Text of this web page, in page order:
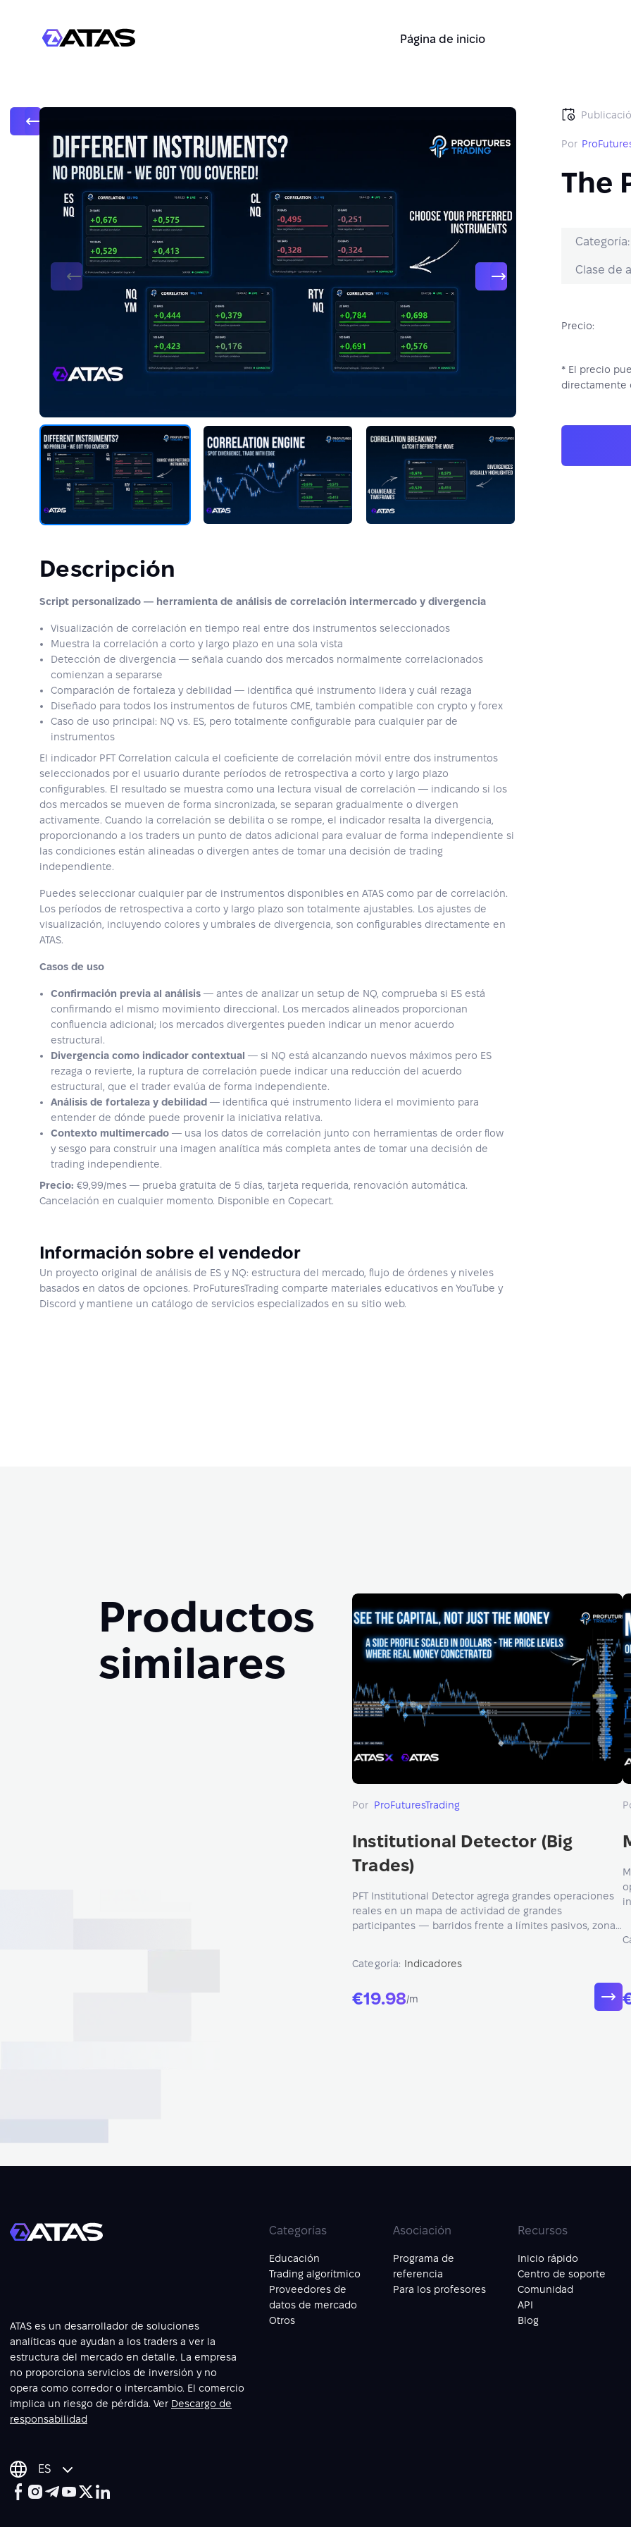
Página de inicio
Por
The
Categoría:
Clase de
Precio:
* El precio
directamente
Descripción
Script personalizado — herramienta de análisis de correlación intermercado y divergencia
Visualización de correlación en tiempo real entre dos instrumentos seleccionados
Muestra la correlación a corto y largo plazo en una sola vista
Detección de divergencia — señala cuando dos mercados normalmente correlacionados
comienzan a separarse
Comparación de fortaleza y debilidad — identifica qué instrumento lidera y cuál rezaga
Diseñado para todos los instrumentos de futuros CME, también compatible con crypto y forex
Caso de uso principal: NQ vs. ES, pero totalmente configurable para cualquier par de
instrumentos
El indicador PFT Correlation calcula el coeficiente de correlación móvil entre dos instrumentos
seleccionados por el usuario durante períodos de retrospectiva a corto y largo plazo
configurables. El resultado se muestra como una lectura visual de correlación — indicando si los
dos mercados se mueven de forma sincronizada, se separan gradualmente o divergen
activamente. Cuando la correlación se debilita o se rompe, el indicador resalta la divergencia,
proporcionando a los traders un punto de datos adicional para evaluar de forma independiente si
las condiciones están alineadas o divergen antes de tomar una decisión de trading
independiente.
Puedes seleccionar cualquier par de instrumentos disponibles en ATAS como par de correlación.
Los períodos de retrospectiva a corto y largo plazo son totalmente ajustables. Los ajustes de
visualización, incluyendo colores y umbrales de divergencia, son configurables directamente en
ATAS.
Casos de uso
Confirmación previa al análisis — antes de analizar un setup de NQ, comprueba si ES está
confirmando el mismo movimiento direccional. Los mercados alineados proporcionan
confluencia adicional; los mercados divergentes pueden indicar un menor acuerdo
estructural.
Divergencia como indicador contextual — si NQ está alcanzando nuevos máximos pero ES
rezaga o revierte, la ruptura de correlación puede indicar una reducción del acuerdo
estructural, que el trader evalúa de forma independiente.
Análisis de fortaleza y debilidad — identifica qué instrumento lidera el movimiento para
entender de dónde puede provenir la iniciativa relativa.
Contexto multimercado — usa los datos de correlación junto con herramientas de order flow
y sesgo para construir una imagen analítica más completa antes de tomar una decisión de
trading independiente.
Precio: €9,99/mes — prueba gratuita de 5 días, tarjeta requerida, renovación automática.
Cancelación en cualquier momento. Disponible en Copecart.
Información sobre el vendedor
Un proyecto original de análisis de ES y NQ: estructura del mercado, flujo de órdenes y niveles
basados en datos de opciones. ProFuturesTrading comparte materiales educativos en YouTube y
Discord y mantiene un catálogo de servicios especializados en su sitio web.
Productos
similares
Por ProFuturesTrading
Institutional Detector (Big
Trades)
PFT Institutional Detector agrega grandes operaciones
reales en un mapa de actividad de grandes
participantes — barridos frente a límites pasivos, zonas
Categoría: Indicadores
€19.98/m
ATAS es un desarrollador de soluciones
analíticas que ayudan a los traders a ver la
estructura del mercado en detalle. La empresa
no proporciona servicios de inversión y no
opera como corredor o intercambio. El comercio
implica un riesgo de pérdida. Ver Descargo de
responsabilidad
ES
Categorías
Educación
Trading algorítmico
Proveedores de
datos de mercado
Otros
Asociación
Programa de
referencia
Para los profesores
Recursos
Inicio rápido
Centro de soporte
Comunidad
API
Blog